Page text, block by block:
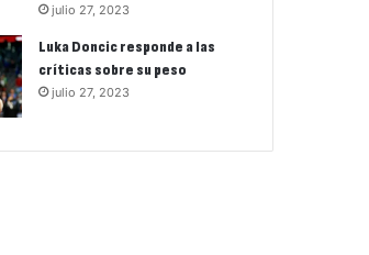
julio 27, 2023
Luka Doncic responde a las
críticas sobre su peso
julio 27, 2023